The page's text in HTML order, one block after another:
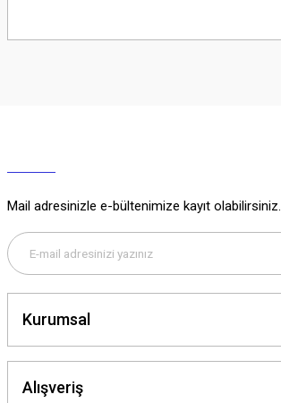
Soru Sor
Mail adresinizle e-bültenimize kayıt olabilirsiniz.
Kurumsal
Alışveriş